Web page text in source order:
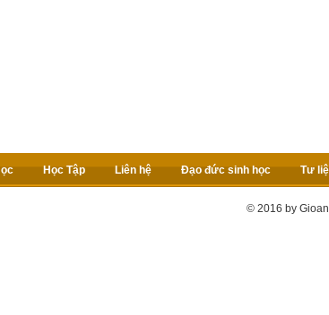
Học Tập Liên hệ Đạo đức sinh học Tư
© 2016 by